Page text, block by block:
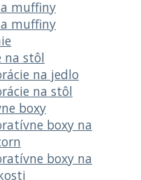
muffiny
muffiny
na stôl
na jedlo
na stôl
boxy
boxy na
boxy na